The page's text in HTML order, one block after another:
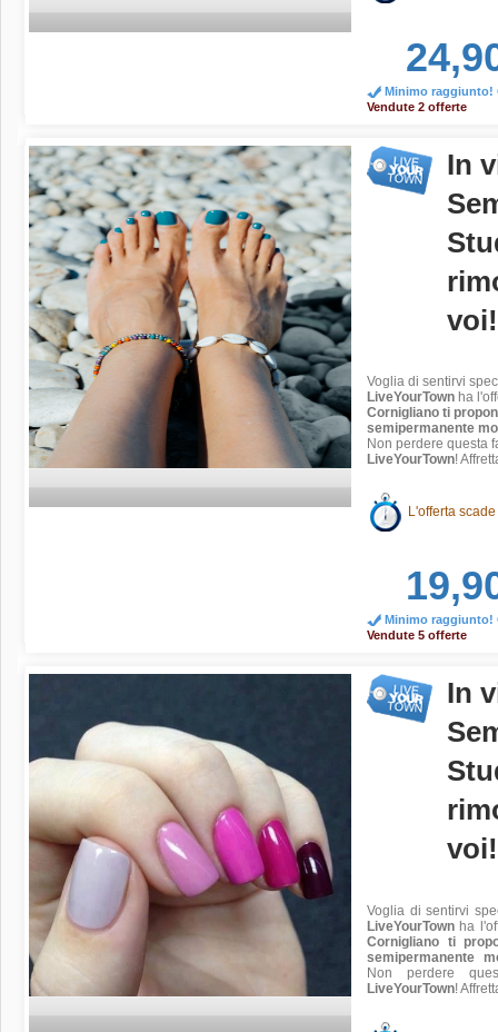
Minimo raggiunto!
Vendute 2 offerte
In
voi!
Voglia di sentirvi
LiveYourTown ha
Cornigliano ti
semipermanente
Non perdere questa
LiveYourTown!
L'offerta
Minimo raggiunto!
Vendute 5 offerte
In
voi!
Voglia di sentirvi
LiveYourTown ha
Cornigliano ti
semipermanente
Non perdere
LiveYourTown!